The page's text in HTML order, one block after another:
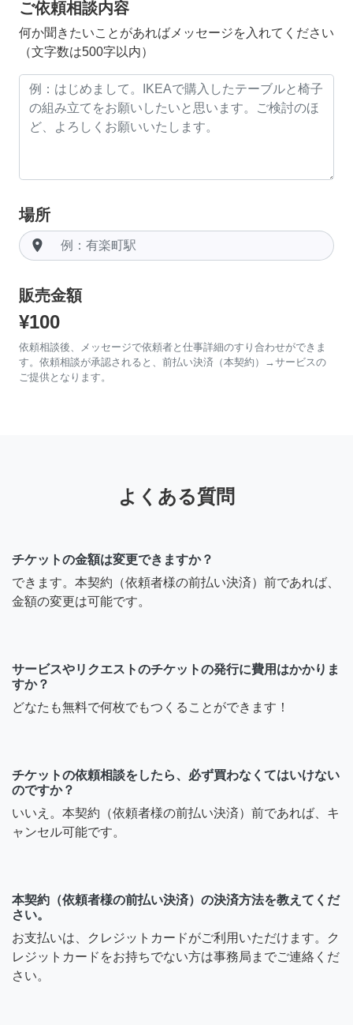
ご依頼相談内容
何か聞きたいことがあればメッセージを入れてください
（文字数は500字以内）
場所
room
販売金額
¥100
依頼相談後、メッセージで依頼者と仕事詳細のすり合わせができま
す。依頼相談が承認されると、前払い決済（本契約）→サービスの
ご提供となります。
よくある質問
チケットの金額は変更できますか？
できます。本契約（依頼者様の前払い決済）前であれば、
金額の変更は可能です。
サービスやリクエストのチケットの発行に費用はかかりま
すか？
どなたも無料で何枚でもつくることができます！
チケットの依頼相談をしたら、必ず買わなくてはいけない
のですか？
いいえ。本契約（依頼者様の前払い決済）前であれば、キ
ャンセル可能です。
本契約（依頼者様の前払い決済）の決済方法を教えてくだ
さい。
お支払いは、クレジットカードがご利用いただけます。ク
レジットカードをお持ちでない方は事務局までご連絡くだ
さい。